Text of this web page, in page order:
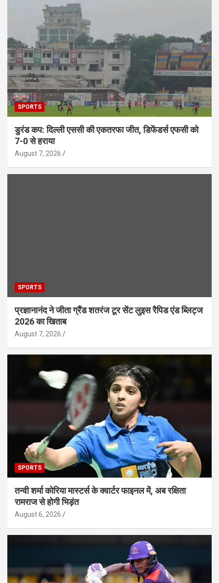
SPORTS
डुरंड कप: दिल्ली एससी की एकतरफा जीत, डिफेंडर्स एफसी को
7-0 से हराया
August 7, 2026
SPORTS
प्रज्ञानानंद ने जीता ग्रैंड शतरंज टूर सेंट लुइस रैपिड एंड ब्लिट्ज
2026 का खिताब
August 7, 2026
SPORTS
तन्वी शर्मा कोरिया मास्टर्स के क्वार्टर फाइनल में, अब रक्षिता
रामराज से होगी भिड़ंत
August 6, 2026